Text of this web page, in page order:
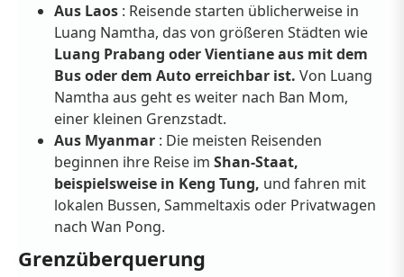
Aus Laos : Reisende starten üblicherweise in
Luang Namtha, das von größeren Städten wie
Luang Prabang oder Vientiane aus mit dem
Bus oder dem Auto erreichbar ist. Von Luang
Namtha aus geht es weiter nach Ban Mom,
einer kleinen Grenzstadt.
Aus Myanmar : Die meisten Reisenden
beginnen ihre Reise im Shan-Staat,
beispielsweise in Keng Tung, und fahren mit
lokalen Bussen, Sammeltaxis oder Privatwagen
nach Wan Pong.
Grenzüberquerung